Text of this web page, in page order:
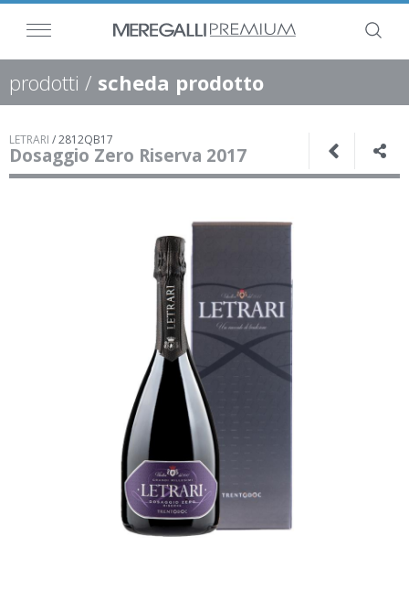
prodotti / scheda prodotto
LETRARI /2812QB17
Dosaggio Zero Riserva 2017